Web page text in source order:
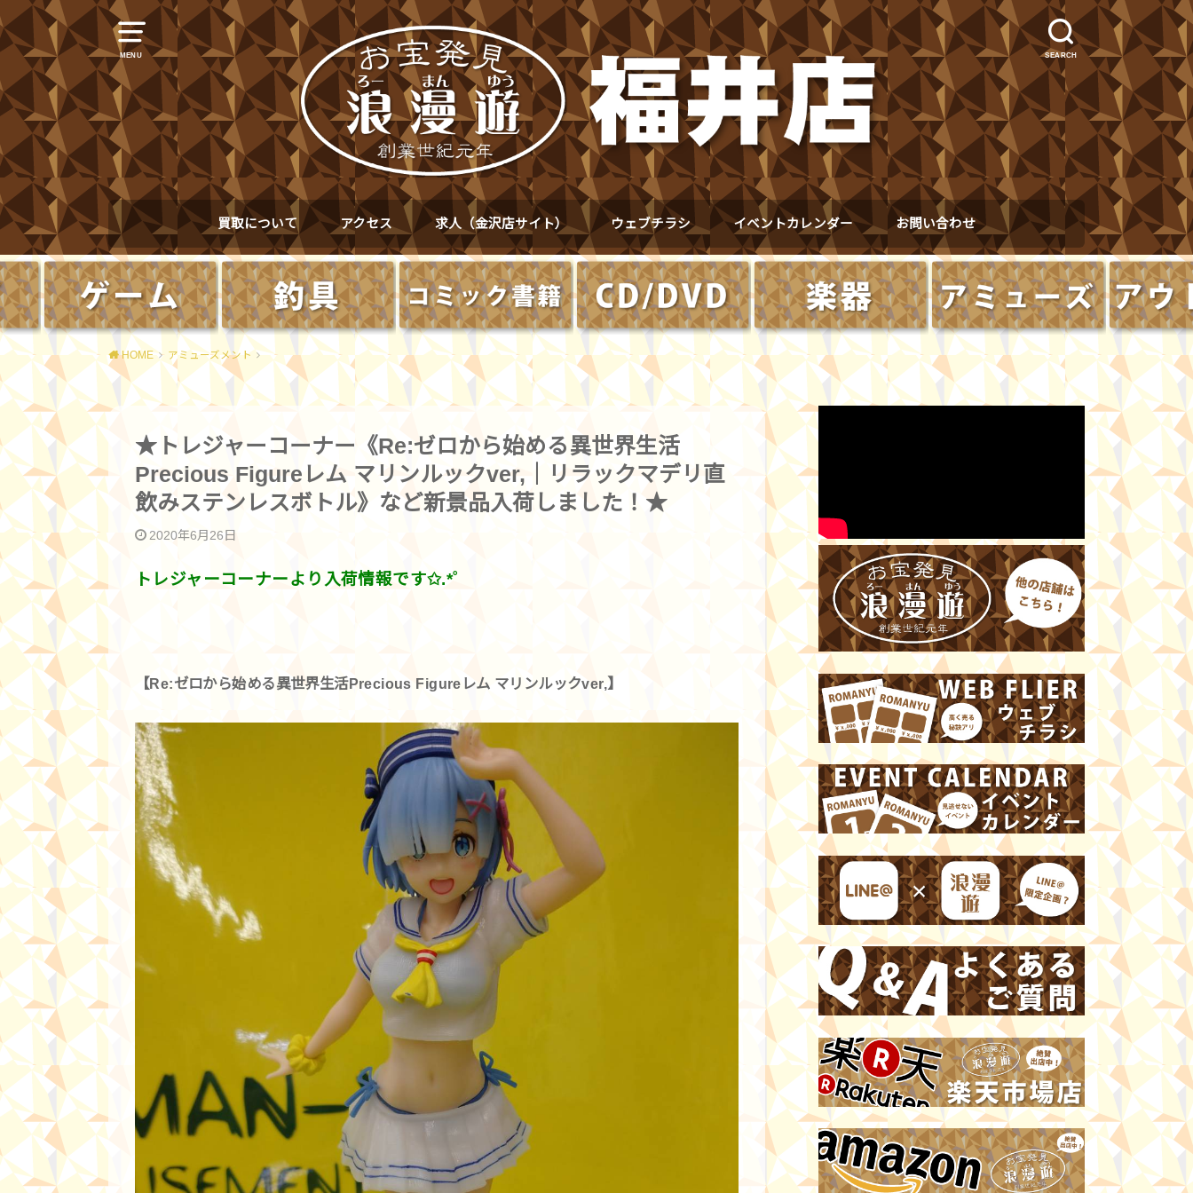
MENU SEARCH
買取について アクセス 求人（金沢店サイト） ウェブチラシ イベントカレンダー お問い合わせ
HOME アミューズメント
★トレジャーコーナー《Re:ゼロから始める異世界生活
Precious Figureレム マリンルックver,｜リラックマデリ直
飲みステンレスボトル》など新景品入荷しました！★
2020年6月26日
トレジャーコーナーより入荷情報です✩.*˚
【Re:ゼロから始める異世界生活Precious Figureレム マリンルックver,】